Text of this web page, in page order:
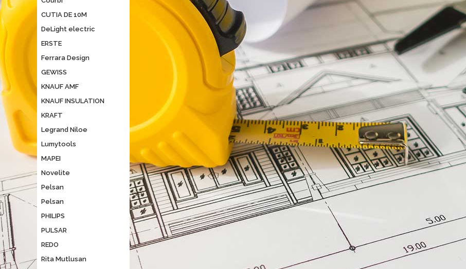
CUTIA DE 10M
DeLight electric
ERSTE
Ferrara Design
GEWISS
KNAUF AMF
KNAUF INSULATION
KRAFT
Legrand Niloe
Lumytools
MAPEI
Novelite
Pelsan
Pelsan
PHILIPS
PULSAR
REDO
Rita Mutlusan